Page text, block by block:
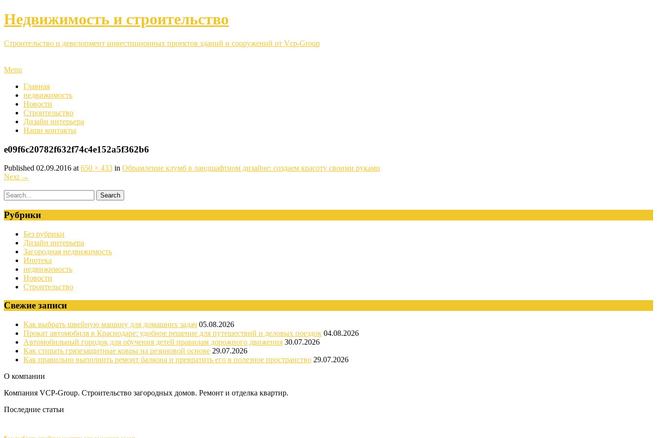
Недвижимость и строительство
Строительство и девелопмент инвестиционных проектов зданий и сооружений от Vcp-Group
Menu
Главная
недвижимость
Новости
Строительство
Дизайн интерьера
Наши контакты
e09f6c20782f632f74c4e152a5f362b6
Published 02.09.2016 at 650 × 433 in Обрамление клумб в ландшафтном дизайне: создаем красоту своими руками
Next →
Рубрики
Без рубрики
Дизайн интерьера
Загородная недвижимость
Ипотека
недвижимость
Новости
Строительство
Свежие записи
Как выбрать швейную машину для домашних задач 05.08.2026
Прокат автомобиля в Краснодаре: удобное решение для путешествий и деловых поездок 04.08.2026
Автомобильный городок для обучения детей правилам дорожного движения 30.07.2026
Как стирать грязезащитные ковры на резиновой основе 29.07.2026
Как правильно выполнить ремонт балкона и превратить его в полезное пространство 29.07.2026
О компании
Компания VCP-Group. Строительство загородных домов. Ремонт и отделка квартир.
Последние статьи